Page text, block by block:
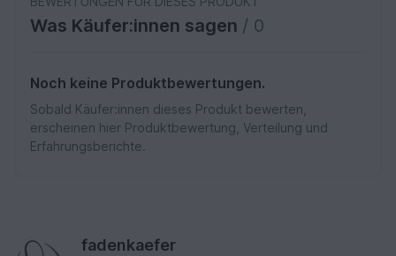
Was Käufer:innen sagen / 0
Noch keine Produktbewertungen.
Sobald Käufer:innen dieses Produkt bewerten,
erscheinen hier Produktbewertung, Verteilung und
Erfahrungsberichte.
fadenkaefer